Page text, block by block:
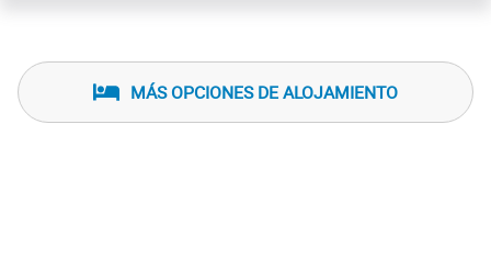
MÁS OPCIONES DE ALOJAMIENTO